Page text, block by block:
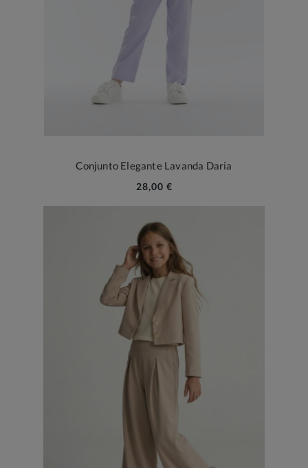
Conjunto Elegante Lavanda Daria
28,00 €